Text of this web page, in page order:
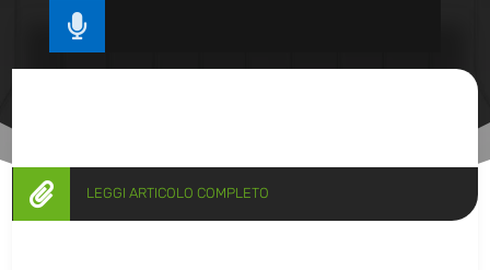

 LEGGI ARTICOLO COMPLETO